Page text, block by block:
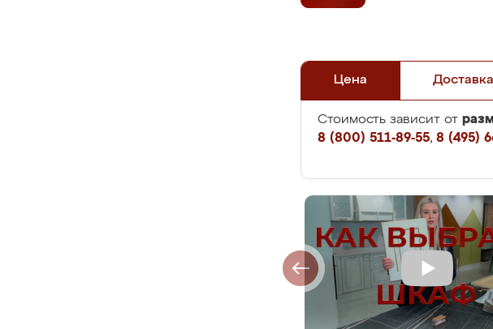
Цена Доставка
Стоимость зависит от
8 (800) 511-89-55, 8 (495)